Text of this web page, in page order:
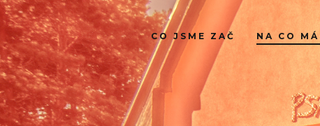
CO JSME ZAČ NA CO